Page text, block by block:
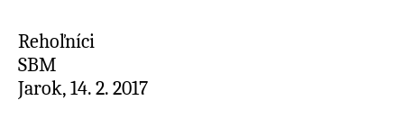
Rehoľníci
Jarok, 14. 2. 2017